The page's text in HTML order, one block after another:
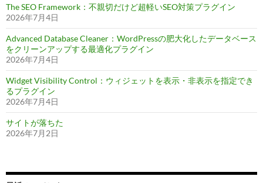
The SEO Framework：不親切だけど超軽いSEO対策プラグイン
2026年7月4日
Advanced Database Cleaner：WordPressの肥大化したデータベース
をクリーンアップする最適化プラグイン
2026年7月4日
Widget Visibility Control：ウィジェットを表示・非表示を指定でき
るプラグイン
2026年7月4日
サイトが落ちた
2026年7月2日